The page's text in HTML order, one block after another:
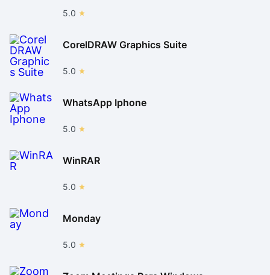
5.0
CorelDRAW Graphics Suite
5.0
WhatsApp Iphone
5.0
WinRAR
5.0
Monday
5.0